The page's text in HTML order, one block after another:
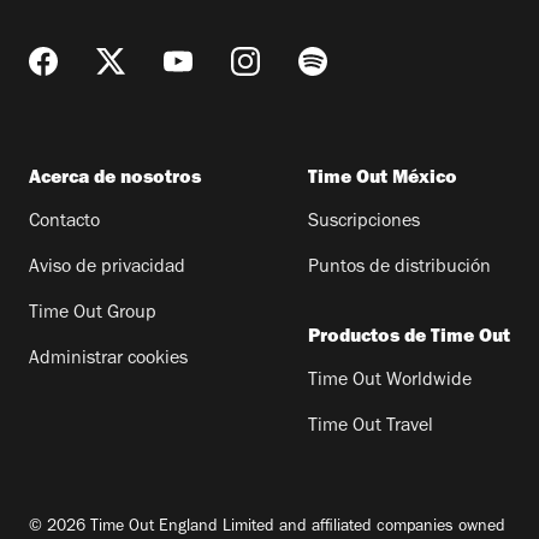
Acerca de nosotros
Contacto
Aviso de privacidad
Time Out Group
Administrar cookies
Time Out México
Suscripciones
Puntos de distribución
Productos de Time Out
Time Out Worldwide
Time Out Travel
© 2026 Time Out England Limited and affiliated companies owned